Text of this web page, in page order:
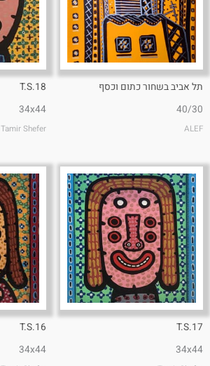
תל אביב בשחור כתום וכסף
40/30
ALEF
T.S.18
34x44
Tamir Shefer
T.S.17
34x44
T.S.16
34x44